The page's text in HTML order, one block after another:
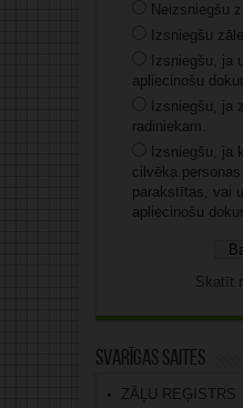
Neizsniegšu
Izsniegšu
Izsniegšu, ja
apliecinošu
Izsniegšu, ja
radiniekam.
Izsniegšu, ja
cilvēka
parakstītas, vai
apliecinošu
Skatīt
Svarīgas saites
ZĀĻU REĢISTRS